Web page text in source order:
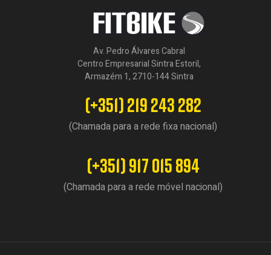
Av. Pedro Álvares Cabral
Centro Empresarial Sintra Estoril,
Armazém 1, 2710-144 Sintra
(+351) 219 243 282
(Chamada para a rede fixa nacional)
(+351) 917 015 894
(Chamada para a rede móvel nacional)